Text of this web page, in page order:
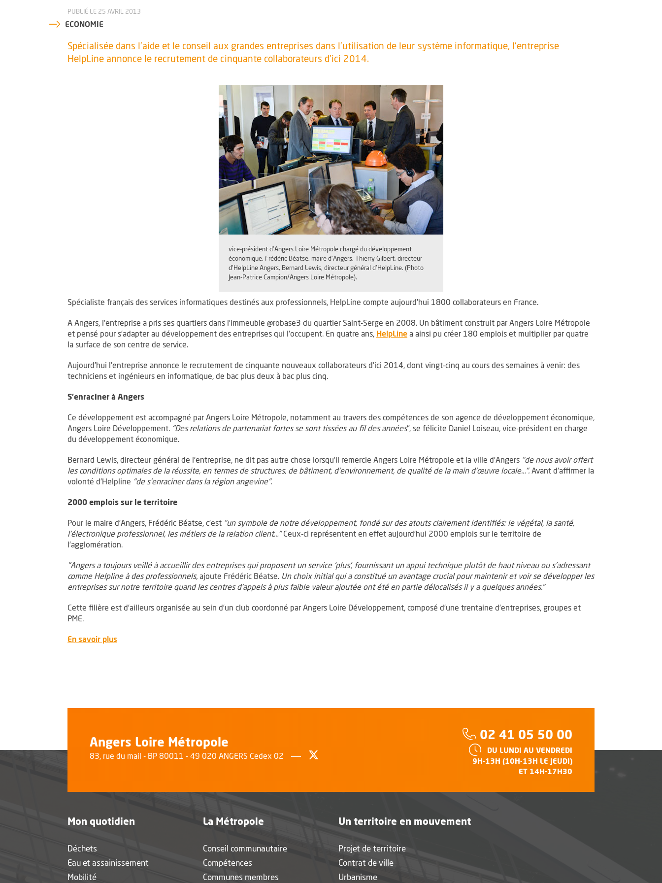
PUBLIÉ LE 25 AVRIL 2013
ECONOMIE
Spécialisée dans l’aide et le conseil aux grandes entreprises dans l’utilisation de leur système informatique, l’entreprise
HelpLine annonce le recrutement de cinquante collaborateurs d’ici 2014.
vice-président d'Angers Loire Métropole chargé du développement
économique, Frédéric Béatse, maire d'Angers, Thierry Gilbert, directeur
d'HelpLine Angers, Bernard Lewis, directeur général d'HelpLine. (Photo
Jean-Patrice Campion/Angers Loire Métropole).
Spécialiste français des services informatiques destinés aux professionnels, HelpLine compte aujourd’hui 1800 collaborateurs en France.
A Angers, l’entreprise a pris ses quartiers dans l’immeuble @robase3 du quartier Saint-Serge en 2008. Un bâtiment construit par Angers Loire Métropole
et pensé pour s’adapter au développement des entreprises qui l’occupent. En quatre ans, HelpLine, Ouvre une nouvelle fenêtre
a ainsi pu créer 180 emplois et multiplier par quatre
la surface de son centre de service.
Aujourd’hui l’entreprise annonce le recrutement de cinquante nouveaux collaborateurs d’ici 2014, dont vingt-cinq au cours des semaines à venir: des
techniciens et ingénieurs en informatique, de bac plus deux à bac plus cinq.
S’enraciner à Angers
Ce développement est accompagné par Angers Loire Métropole, notamment au travers des compétences de son agence de développement économique,
Angers Loire Développement. "Des relations de partenariat fortes se sont tissées au fil des années", se félicite Daniel Loiseau, vice-président en charge
du développement économique.
Bernard Lewis, directeur général de l'entreprise, ne dit pas autre chose lorsqu’il remercie Angers Loire Métropole et la ville d’Angers "de nous avoir offert
les conditions optimales de la réussite, en termes de structures, de bâtiment, d’environnement, de qualité de la main d’œuvre locale…". Avant d’affirmer la
volonté d’Helpline "de s’enraciner dans la région angevine".
2000 emplois sur le territoire
Pour le maire d’Angers, Frédéric Béatse, c’est "un symbole de notre développement, fondé sur des atouts clairement identifiés: le végétal, la santé,
l’électronique professionnel, les métiers de la relation client…"Ceux-ci représentent en effet aujourd’hui 2000 emplois sur le territoire de
l’agglomération.
"Angers a toujours veillé à accueillir des entreprises qui proposent un service ‘plus’, fournissant un appui technique plutôt de haut niveau ou s’adressant
comme Helpline à des professionnels, ajoute Frédéric Béatse. Un choix initial qui a constitué un avantage crucial pour maintenir et voir se développer les
entreprises sur notre territoire quand les centres d’appels à plus faible valeur ajoutée ont été en partie délocalisés il y a quelques années."
Cette filière est d’ailleurs organisée au sein d’un club coordonné par Angers Loire Développement, composé d’une trentaine d’entreprises, groupes et
PME.
En savoir plus
Angers Loire Métropole
83, rue du mail - BP 80011 - 49 020 ANGERS Cedex 02
Téléphone :
02 41 05 50 00
HORAIRES :
DU LUNDI AU VENDREDI
9H-13H (10H-13H LE JEUDI)
ET 14H-17H30
Mon quotidien
Déchets
Eau et assainissement
Mobilité
La Métropole
Conseil communautaire
Compétences
Communes membres
Un territoire en mouvement
Projet de territoire
Contrat de ville
Urbanisme